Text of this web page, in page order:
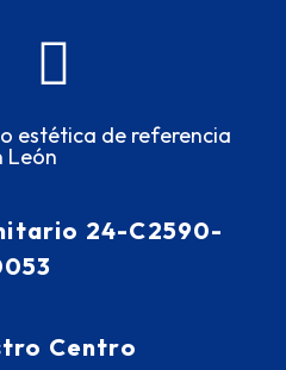
estética de referencia
León
24-C2590-
Centro